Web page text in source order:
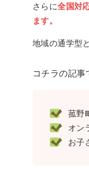
さらに全国対
ます。
地域の通学型
コチラの記事
菰野
オン
お子